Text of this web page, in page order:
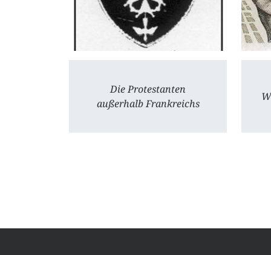
Die Protestanten
außerhalb Frankreichs